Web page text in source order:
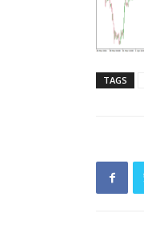
TAGS